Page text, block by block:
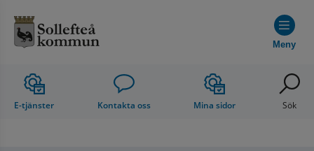
Meny
E-tjänster Kontakta oss Mina sidor Sök